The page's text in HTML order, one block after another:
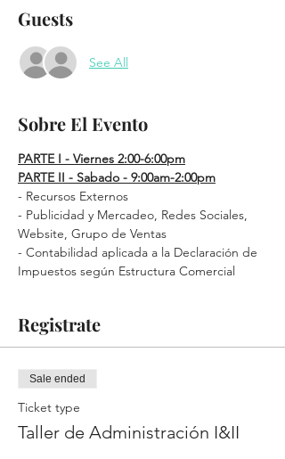
Guests
See All
Sobre El Evento
PARTE I - Viernes 2:00-6:00pm
PARTE II - Sabado - 9:00am-2:00pm
- Recursos Externos
- Publicidad y Mercadeo, Redes Sociales,
Website, Grupo de Ventas
- Contabilidad aplicada a la Declaración de
Impuestos según Estructura Comercial
Registrate
Sale ended
Ticket type
Taller de Administración I&II